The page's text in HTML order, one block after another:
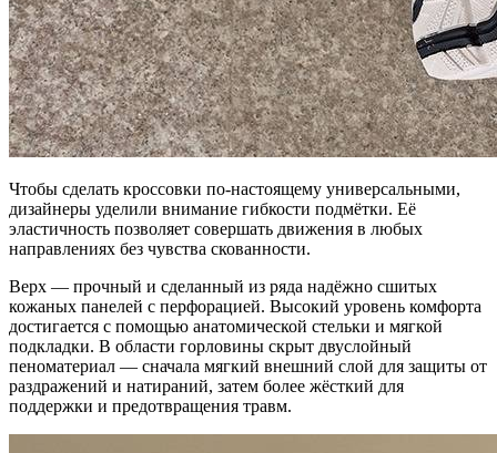
Чтобы сделать кроссовки по-настоящему универсальными,
дизайнеры уделили внимание гибкости подмётки. Её
эластичность позволяет совершать движения в любых
направлениях без чувства скованности.
Верх — прочный и сделанный из ряда надёжно сшитых
кожаных панелей с перфорацией. Высокий уровень комфорта
достигается с помощью анатомической стельки и мягкой
подкладки. В области горловины скрыт двуслойный
пеноматериал — сначала мягкий внешний слой для защиты от
раздражений и натираний, затем более жёсткий для
поддержки и предотвращения травм.